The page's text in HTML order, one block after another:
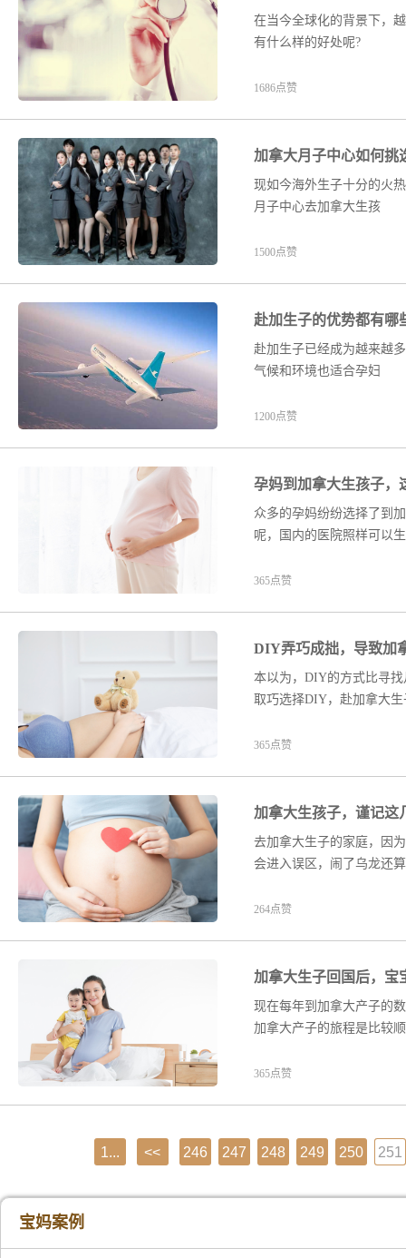
在当今全球化的背景下，
有什么样的好处呢?
1686点赞
加拿大月子中心如何挑
现如今海外生子十分的火
月子中心去加拿大生孩
1500点赞
赴加生子的优势都有哪
赴加生子已经成为越来越
气候和环境也适合孕妇
1200点赞
孕妈到加拿大生孩子，
众多的孕妈纷纷选择了到
呢，国内的医院照样可以
365点赞
DIY弄巧成拙，导致加
本以为，DIY的方式比寻
取巧选择DIY，赴加拿大
365点赞
加拿大生孩子，谨记这
去加拿大生子的家庭，因
会进入误区，闹了乌龙还
264点赞
加拿大生子回国后，宝
现在每年到加拿大产子的
加拿大产子的旅程是比较
365点赞
1... << 246 247 248 249 250 251
宝妈案例